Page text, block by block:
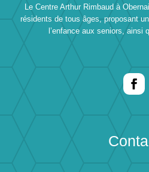
Le Centre Arthur Rimbaud à
résidents de tous âges, proposant
l’enfance aux seniors, ainsi